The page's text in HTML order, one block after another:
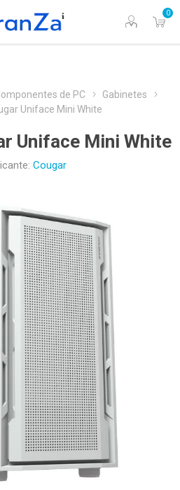
0
de PC
Gabinetes
Uniface Mini White
Uniface Mini White
Cougar